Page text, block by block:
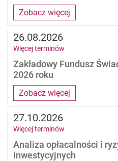
Zobacz więcej
Zobacz więcej
Zakładowy Fundusz
2026 roku
26.08.2026
Więcej terminów
Analiza opłacalności i
inwestycyjnych
27.10.2026
Więcej terminów